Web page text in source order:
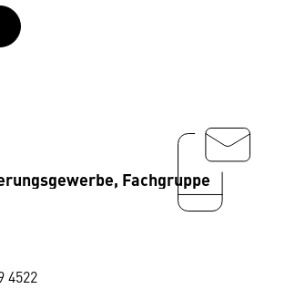
Fachgruppe
4522